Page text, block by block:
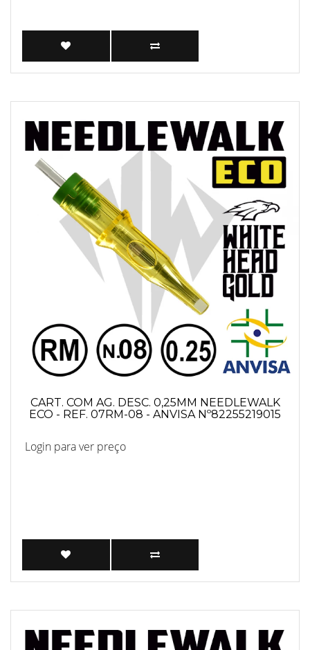
CART. COM AG. DESC. 0,25MM NEEDLEWALK
ECO - REF. 07RM-08 - ANVISA Nº82255219015
Login para ver preço